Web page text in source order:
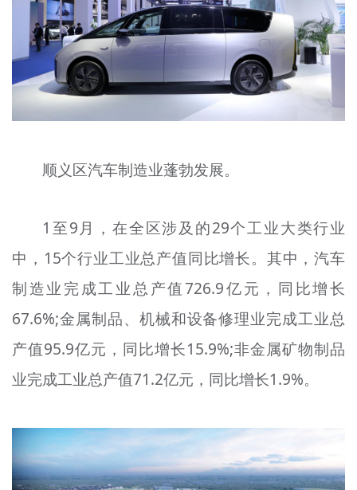
顺义区汽车制造业蓬勃发展。
1至9月，在全区涉及的29个工业大类行业
中，15个行业工业总产值同比增长。其中，汽车
制造业完成工业总产值726.9亿元，同比增长
67.6%;金属制品、机械和设备修理业完成工业总
产值95.9亿元，同比增长15.9%;非金属矿物制品
业完成工业总产值71.2亿元，同比增长1.9%。